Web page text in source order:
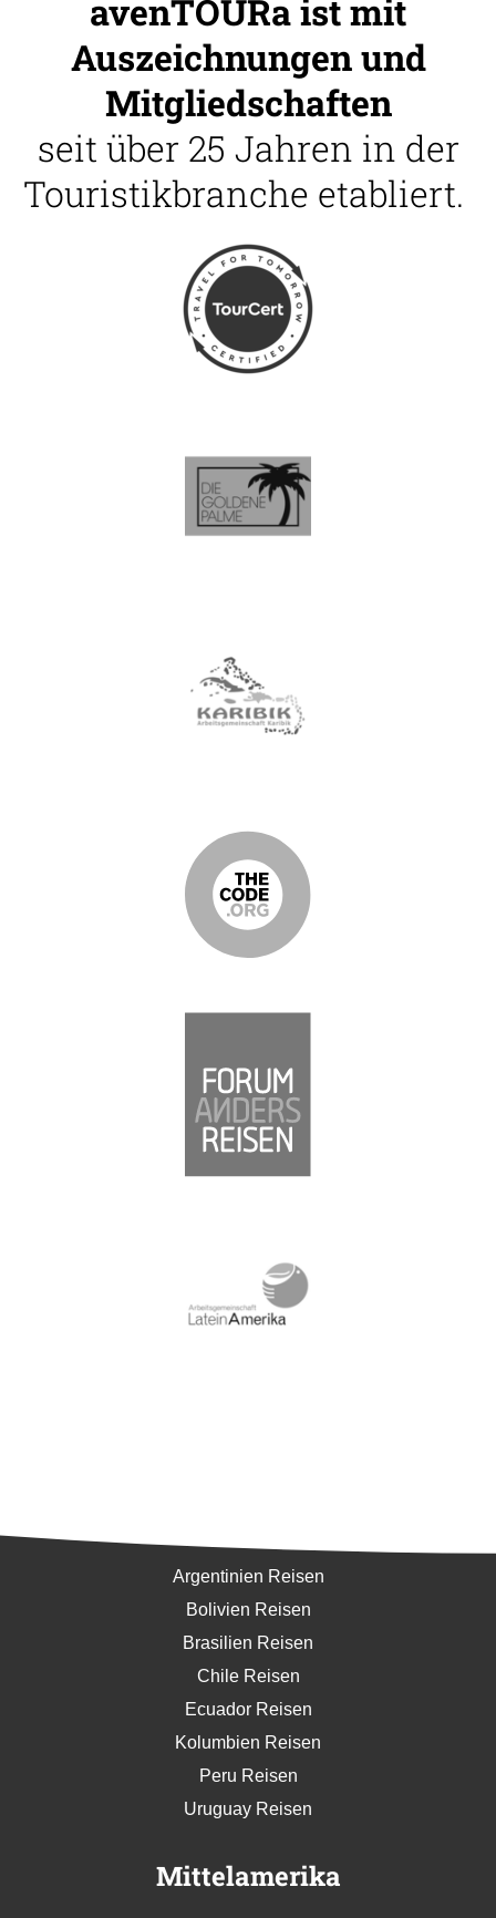
avenTOURa ist mit
Auszeichnungen und
Mitgliedschaften
seit über 25 Jahren in der
Touristikbranche etabliert.
Argentinien Reisen
Bolivien Reisen
Brasilien Reisen
Chile Reisen
Ecuador Reisen
Kolumbien Reisen
Peru Reisen
Uruguay Reisen
Mittelamerika